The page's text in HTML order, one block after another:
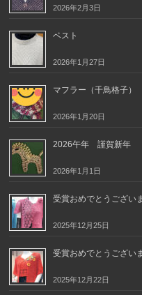
2026年2月3日
ベスト
2026年1月27日
マフラー（千鳥格子）
2026年1月20日
2026午年 謹賀新年
2026年1月1日
受賞おめでとうござい
2025年12月25日
受賞おめでとうござい
2025年12月22日